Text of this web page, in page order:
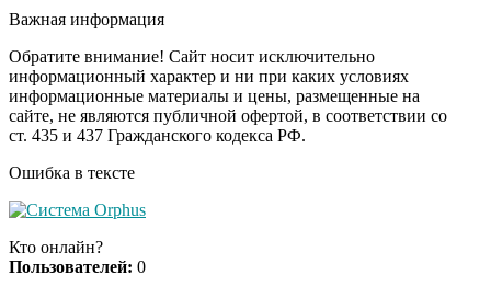
Пересмотрела 10 раз
i
Ролик длится пару
секунд, но вы будете в
шоке от увиденного
Ролик из Омска: вы
Важная информация
Обратите внимание! Сайт носит исключительно
информационный характер и ни при каких условиях
информационные материалы и цены, размещенные на
сайте, не являются публичной офертой, в соответствии со
ст. 435 и 437 Гражданского кодекса РФ.
Ошибка в тексте
Кто онлайн?
Пользователей: 0